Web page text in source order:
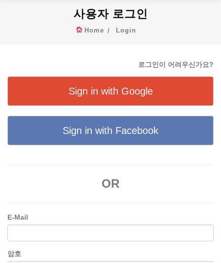
사용자 로그인
Home Login
로그인이 어려우신가요?
Sign in with Google
Sign in with Facebook
OR
E-Mail
암호